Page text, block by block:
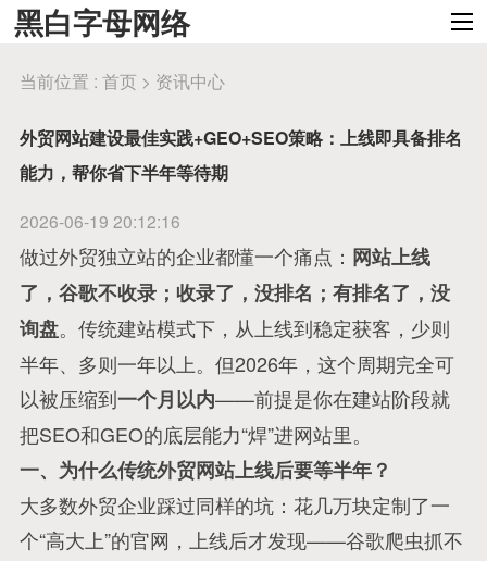
黑白字母网络
当前位置 : 首页 > 资讯中心
外贸网站建设最佳实践+GEO+SEO策略：上线即具备排名
能力，帮你省下半年等待期
2026-06-19 20:12:16
做过外贸独立站的企业都懂一个痛点： 网站上线
了，谷歌不收录；收录了，没排名；有排名了，没
询盘。传统建站模式下，从上线到稳定获客，少则
半年、多则一年以上。但2026年，这个周期完全可
以被压缩到一个月以内——前提是你在建站阶段就
把SEO和GEO的底层能力“焊”进网站里。
一、为什么传统外贸网站上线后要等半年？
大多数外贸企业踩过同样的坑：花几万块定制了一
个“高大上”的官网，上线后才发现——谷歌爬虫抓不